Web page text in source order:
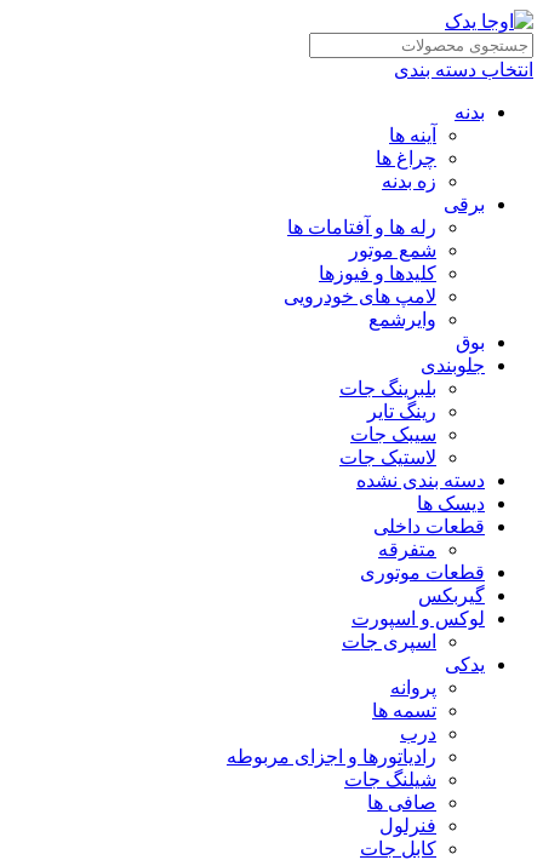
انتخاب دسته بندی
بدنه
آینه ها
چراغ ها
زه بدنه
برقی
رله ها و آفتامات ها
شمع موتور
کلیدها و فیوزها
لامپ های خودرویی
وایرشمع
بوق
جلوبندی
بلبرینگ جات
رینگ تایر
سیبک جات
لاستیک جات
دسته بندی نشده
دیسک ها
قطعات داخلی
متفرقه
قطعات موتوری
گیربکس
لوکس و اسپورت
اسپری جات
یدکی
پروانه
تسمه ها
درب
رادیاتورها و اجزای مربوطه
شیلنگ جات
صافی ها
فنرلول
کابل جات